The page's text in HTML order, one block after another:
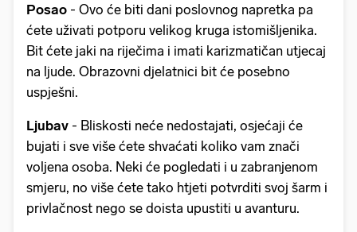
Posao - Ovo će biti dani poslovnog napretka pa
ćete uživati potporu velikog kruga istomišljenika.
Bit ćete jaki na riječima i imati karizmatičan utjecaj
na ljude. Obrazovni djelatnici bit će posebno
uspješni.
Ljubav - Bliskosti neće nedostajati, osjećaji će
bujati i sve više ćete shvaćati koliko vam znači
voljena osoba. Neki će pogledati i u zabranjenom
smjeru, no više ćete tako htjeti potvrditi svoj šarm i
privlačnost nego se doista upustiti u avanturu.